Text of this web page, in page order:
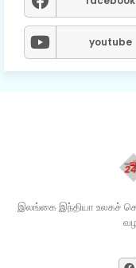
youtube
இலங்கை இந்தியா உலகச்